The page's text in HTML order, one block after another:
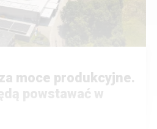
moce produkcyjne.
powstawać w